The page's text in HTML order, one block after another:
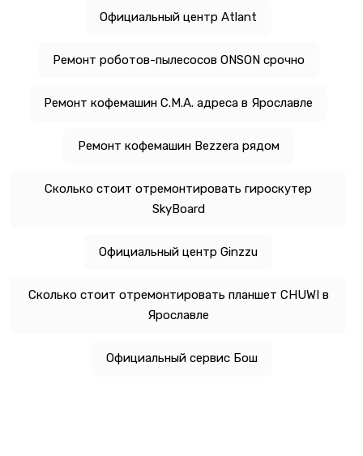
Официальный центр Atlant
Ремонт роботов-пылесосов ONSON срочно
Ремонт кофемашин C.M.A. адреса в Ярославле
Ремонт кофемашин Bezzera рядом
Сколько стоит отремонтировать гироскутер
SkyBoard
Официальный центр Ginzzu
Сколько стоит отремонтировать планшет CHUWI в
Ярославле
Официальный сервис Бош